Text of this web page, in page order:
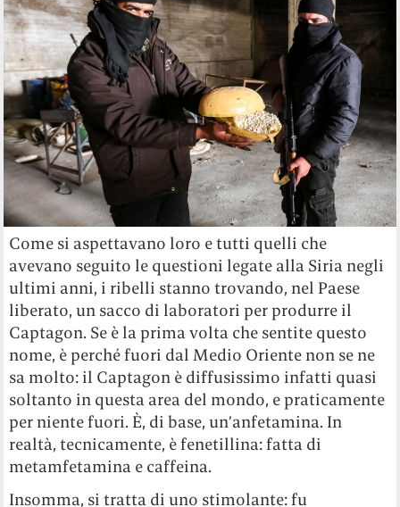
Come si aspettavano loro e tutti quelli che
avevano seguito le questioni legate alla Siria negli
ultimi anni, i ribelli stanno trovando, nel Paese
liberato, un sacco di laboratori per produrre il
Captagon. Se è la prima volta che sentite questo
nome, è perché fuori dal Medio Oriente non se ne
sa molto: il Captagon è diffusissimo infatti quasi
soltanto in questa area del mondo, e praticamente
per niente fuori. È, di base, un’anfetamina. In
realtà, tecnicamente, è fenetillina: fatta di
metamfetamina e caffeina.
Insomma, si tratta di uno stimolante: fu